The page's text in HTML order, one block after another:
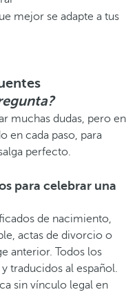
mejor se adapte a tus
muchas dudas, pero en
en cada paso, para
perfecto.
para celebrar una
de nacimiento,
actas de divorcio o
anterior. Todos los
traducidos al español.
sin vínculo legal en